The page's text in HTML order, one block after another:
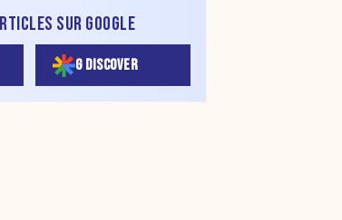
SUR GOOGLE
G DISCOVER